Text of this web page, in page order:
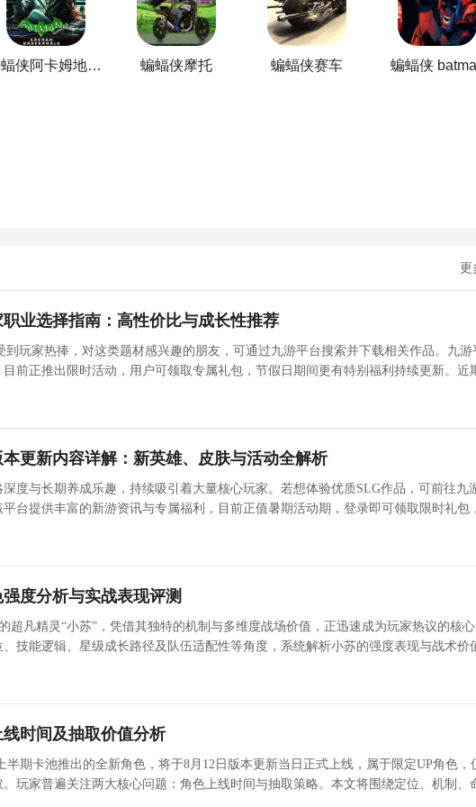
以选择综合实力第一的biubiu加速器，它性能稳定性价比非常高，既适合休闲
巴灵犀互娱，自研升级了帕拉斯引擎3.0
，搭载遍布全球的加速专线，只
运行也不会自休眠关闭加速。
得24H免费加速体验，效果满意后再购买正式会员。它的会员价格也很实
速，还有大学生优惠、新用户首充等多个优惠活动。 大家现在使用福利码
用户都有一次领取的机会哦。
能会触发硬盘交换，最终就会导致 帧数暴跌。
接着要调整画面的参数，进入到游戏中去关闭体积烟雾，还有强化雨水。
锁定。
款加速器。biubiu加速器这款加速器是较好的选择，是阿里巴巴灵犀互娱
卡姆骑士掉帧解决方法一览
狭窄巷道中躲避火箭袭击时，频繁出现的掉帧、闪退问题，尤其在BOSS
能与网络环境的高要求是主因：当系统兼容性不足或
易引发程序崩溃；而后台进程占用过多内存资源，也会导致数据读取滞
传输延迟就会触发服务器同步卡顿，尤其在蝙蝠车高速追逐战中，延迟
展开更多
卡姆骑士闪退解决办法分享
，其有一款同样类似的剧情的PC端游戏也很有意思，叫蝙蝠侠阿卡姆骑士
任务，那如果蝙蝠侠阿卡姆骑士闪退怎么办，请放心影响观感的事件，小
成操控页面，助力解决谜题任务。
蝙蝠侠阿卡姆地下世界 蝙蝠侠摩托 蝙蝠侠赛车 蝙蝠侠
更
业选择指南：高性价比与成长性推荐
到玩家热捧，对这类题材感兴趣的朋友，可通过九游平台搜索并下载相关作品。九游
前正推出限时活动，用户可领取专属礼包，节假日期间更有特别福利持续更新。近
更新内容详解：新英雄、皮肤与活动全解析
度与长期养成乐趣，持续吸引着大量核心玩家。若想体验优质SLG作品，可前往九
台提供丰富的新游资讯与专属福利，目前正值暑期活动期，登录即可领取限时礼包
度分析与实战表现评测
超凡精灵“小苏”，凭借其独特的机制与多维度战场价值，正迅速成为玩家热议的核心
技能逻辑、星级成长路径及队伍适配性等角度，系统解析小苏的强度表现与战术价
时间及抽取价值分析
半期卡池推出的全新角色，将于8月12日版本更新当日正式上线，属于限定UP角色，
玩家普遍关注两大核心问题：角色上线时间与抽取策略。本文将围绕定位、机制、